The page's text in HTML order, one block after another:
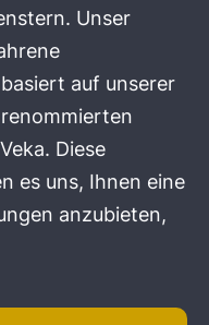
Unser
auf unserer
Diese
es uns, Ihnen eine
anzubieten,